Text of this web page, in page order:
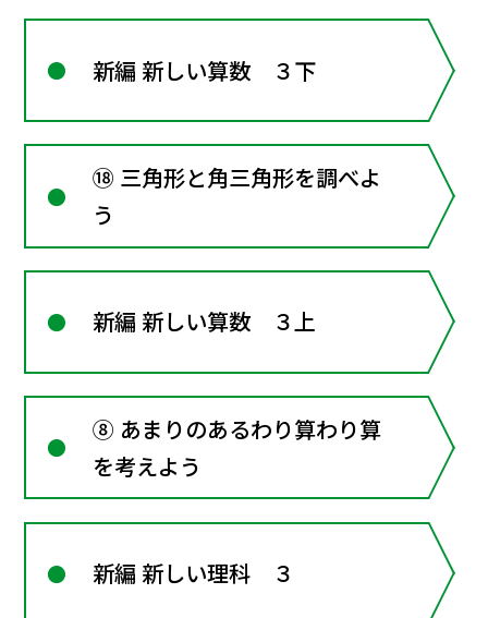
新編 新しい算数 ３下
⑱ 三角形と角三角形を調べよ
う
新編 新しい算数 ３上
⑧ あまりのあるわり算わり算
を考えよう
新編 新しい理科 ３